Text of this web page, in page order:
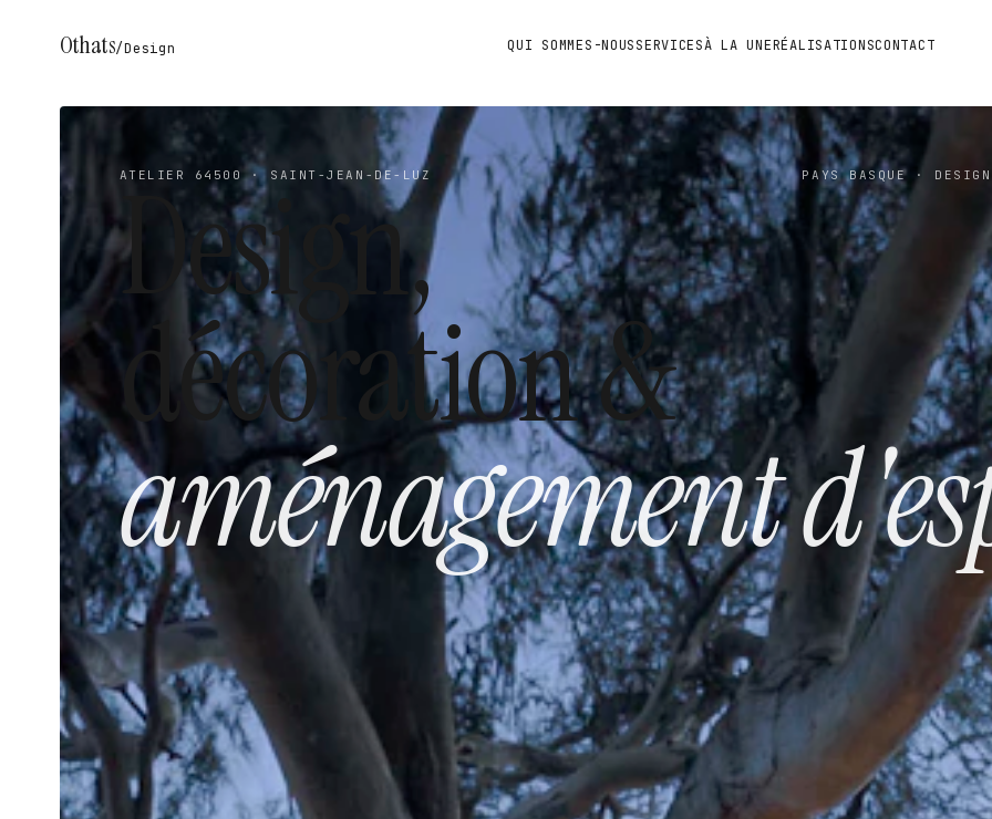
Othats/Design QUI SOMMES-NOUSSERVICESÀ LA UNERÉALISATIONSCONTACT
ATELIER 64500 · SAINT-JEAN-DE-LUZ PAYS BASQUE ·
Design,
décoration &
aménagement